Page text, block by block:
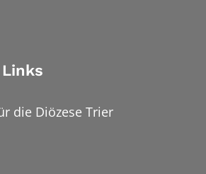
die Diözese Trier